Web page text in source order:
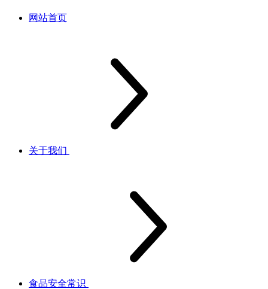
网站首页
关于我们
食品安全常识